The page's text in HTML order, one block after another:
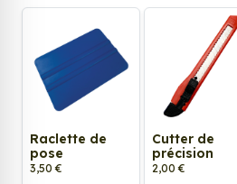
Raclette de
pose
3,50 €
Cutter de
précision
2,00 €